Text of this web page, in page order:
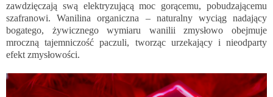
zawdzięczają swą elektryzującą moc gorącemu, pobudzającemu
szafranowi. Wanilina organiczna – naturalny wyciąg nadający
bogatego, żywicznego wymiaru wanilii zmysłowo obejmuje
mroczną tajemniczość paczuli, tworząc urzekający i nieodparty
efekt zmysłowości.